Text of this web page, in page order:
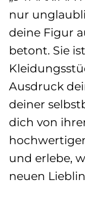
nur
deine Figur
betont. Sie
Ausdruck
deiner
dich von
und erlebe,
neuen